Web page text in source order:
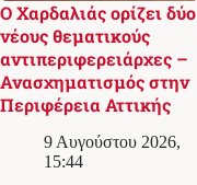
Ο Χαρδαλιάς ορίζει δύο
νέους θεματικούς
αντιπεριφερειάρχες –
Ανασχηματισμός στην
Περιφέρεια Αττικής
9 Αυγούστου 2026,
15:44